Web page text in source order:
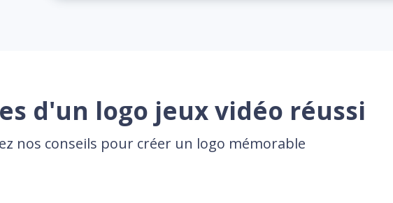
d'un logo jeux vidéo réussi
nos conseils pour créer un logo mémorable